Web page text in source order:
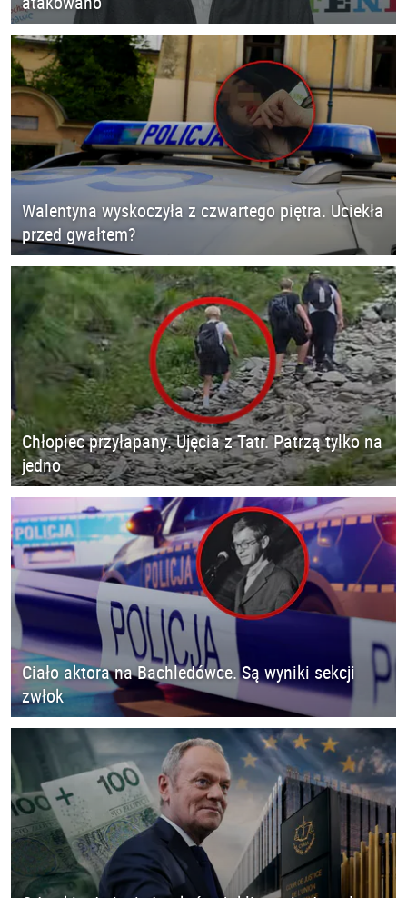
Walentyna wyskoczyła z czwartego piętra. Uciekła
przed gwałtem?
Chłopiec przyłapany. Ujęcia z Tatr. Patrzą tylko na
jedno
Ciało aktora na Bachledówce. Są wyniki sekcji
zwłok